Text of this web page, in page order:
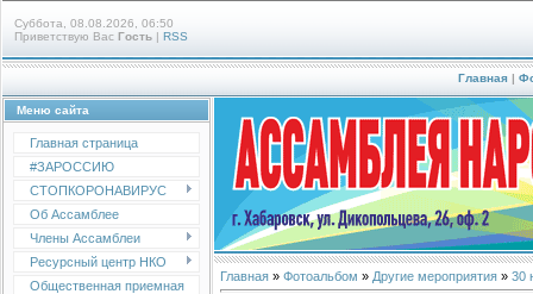
Суббота, 08.08.2026, 06:50
Приветствую Вас Гость | RSS
Главная |
Меню сайта
Главная страница
#ЗАРОССИЮ
СТОПКОРОНАВИРУС
Об Ассамблее
Члены Ассамблеи
Ресурсный центр НКО
Общественная приемная
Главная » Фотоальбом » Другие мероприятия » 30